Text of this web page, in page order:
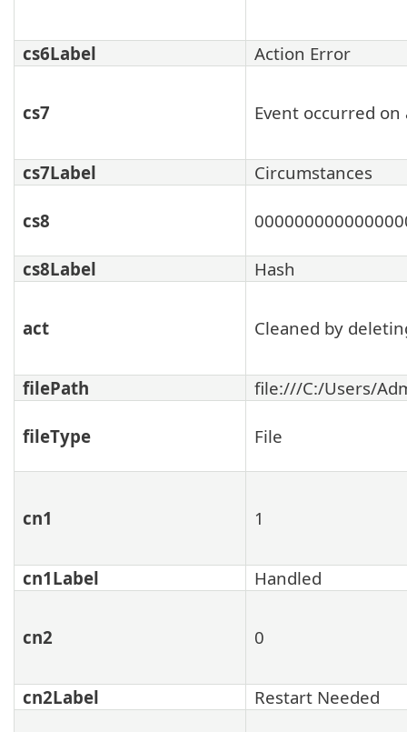
cs6Label Action Error
cs7 Event occurred
cs7Label Circumstances
cs8
cs8Label Hash
act Cleaned by
filePath file:///C:/Users/
fileType File
cn1 1
cn1Label Handled
cn2 0
cn2Label Restart Needed